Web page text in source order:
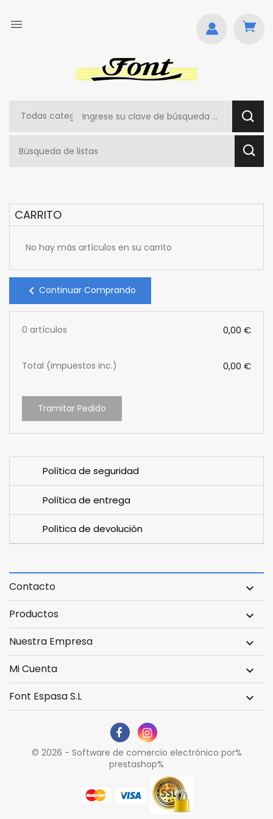

CARRITO
No hay más artículos en su carrito
chevron_left Continuar Comprando
0 artículos 0,00 €
Total (impuestos inc.) 0,00 €
Tramitar Pedido
Política de seguridad
Política de entrega
Política de devolución
Contacto 
Productos 
Nuestra Empresa 
Mi Cuenta 
Font Espasa S.L 
© 2026 - Software de comercio electrónico por%
prestashop%